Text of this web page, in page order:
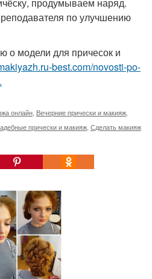
по улучшению
о модели для причесок и
best.com/novosti-po-
онлайн Вечерние прически и макияж
прически и макияж Сделать макияж